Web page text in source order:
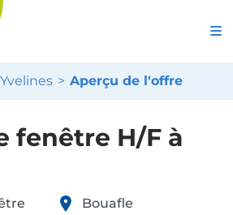
Yvelines Aperçu de l'offre
fenêtre H/F à
Bouafle